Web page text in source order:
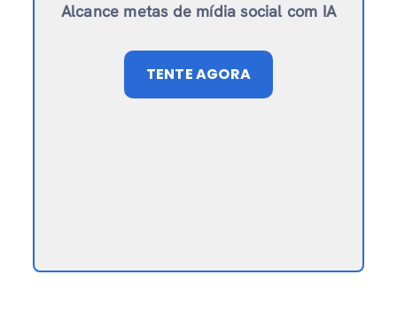
Alcance metas de mídia social com IA
TENTE AGORA